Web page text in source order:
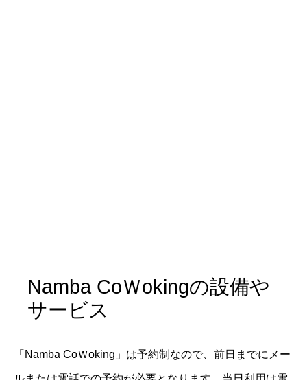
Namba CoＷokingの設備や
サービス
「Namba CoＷoking」は予約制なので、前日までにメー